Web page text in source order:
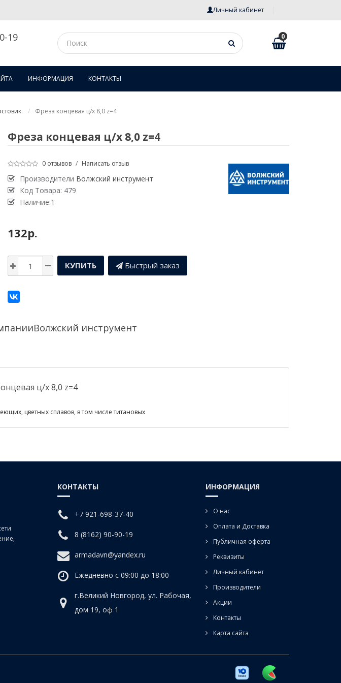
Личный кабинет
19 0
ИНФОРМАЦИЯ КОНТАКТЫ
Фреза концевая ц/х 8,0 z=4
Фреза концевая ц/х 8,0 z=4
0 отзывов / Написать отзыв
Производители Волжский инструмент
Код Товара: 479
Наличие:1
132р.
КУПИТЬ Быстрый заказ
Волжский инструмент
ц/х 8,0 z=4
цветных сплавов, в том числе титановых
КОНТАКТЫ
+7 921-698-37-40
8 (8162) 90-90-19
armadavn@yandex.ru
Ежедневно с 09:00 до 18:00
г.Великий Новгород, ул. Рабочая,
дом 19, оф 1
ИНФОРМАЦИЯ
О нас
Оплата и Доставка
Публичная оферта
Реквизиты
Личный кабинет
Производители
Акции
Контакты
Карта сайта